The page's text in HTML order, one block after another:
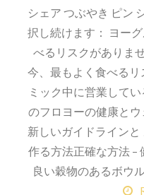
シェア つぶやき ピン
択し続けます： ヨー
べるリスクがありま
今、最もよく食べる
ミック中に営業して
のフロヨーの健康とウ
新しいガイドライン
作る方法正確な方法 –
良い穀物のあるボウ